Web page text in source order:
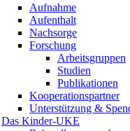
Aufnahme
Aufenthalt
Nachsorge
Forschung
Arbeitsgruppen
Studien
Publikationen
Kooperationspartner
Unterstützung &
Das Kinder-UKE